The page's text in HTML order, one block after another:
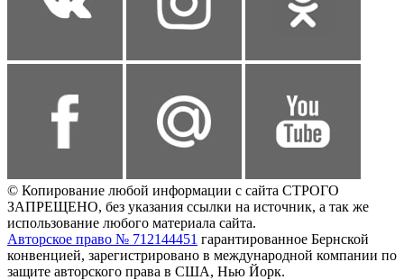
© Копирование любой информации с сайта СТРОГО
ЗАПРЕЩЕНО, без указания ссылки на источник, а так же
использование любого материала сайта.
Авторское право № 712144451 гарантированное Бернской
конвенцией, зарегистрировано в международной компании по
защите авторского права в США, Нью Йорк.